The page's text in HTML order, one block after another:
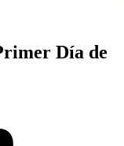
Día de